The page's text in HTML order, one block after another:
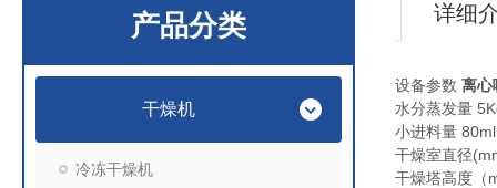
产品分类
干燥机
冷冻干燥机
详细
设备参数 离心
水分蒸发量
小进料量
干燥室直径
干燥塔高度（